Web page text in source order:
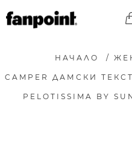
НАЧАЛО /
CAMPER ДАМСКИ
PELOTISSIMA BY